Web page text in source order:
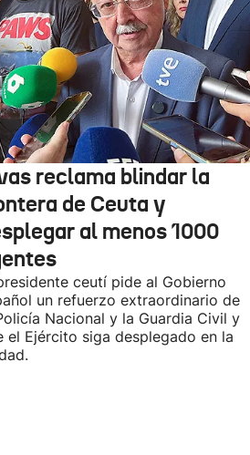
reclama blindar la
de Ceuta y
al menos 1000
ceutí pide al Gobierno
un refuerzo extraordinario de
Nacional y la Guardia Civil y
el Ejército siga desplegado en la